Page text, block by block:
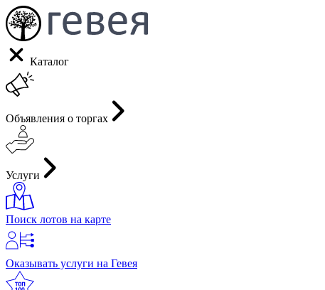
Каталог
Объявления о торгах
Услуги
Поиск лотов на карте
Оказывать услуги на Гевея